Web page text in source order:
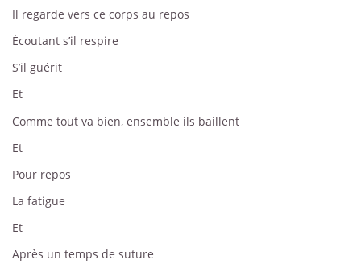
Il regarde vers ce corps au repos
Écoutant s’il respire
S’il guérit
Et
Comme tout va bien, ensemble ils baillent
Et
Pour repos
La fatigue
Et
Après un temps de suture